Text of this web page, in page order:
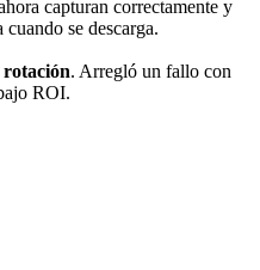
capturan correctamente y
se descarga.
rotación. Arregló un fallo con
ROI.